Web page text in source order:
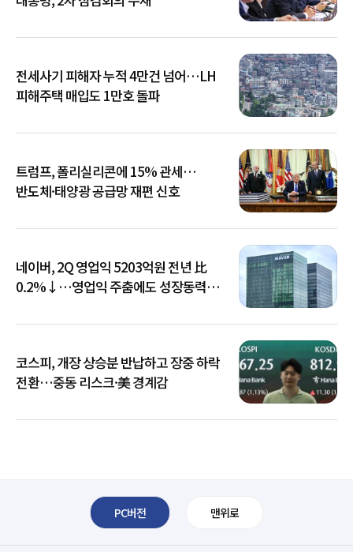
전세사기 피해자 누적 4만건 넘어…LH
피해주택 매입도 1만호 돌파
트럼프, 폴리실리콘에 15% 관세…
반도체·태양광 공급망 재편 신호
네이버, 2Q 영업익 5203억원 전년 比
0.2%↓…영업익 주춤에도 성장동력
코스피, 개장 상승분 반납하고 장중 하락
전환…중동 리스크·美 경계감
PC버전 맨위로